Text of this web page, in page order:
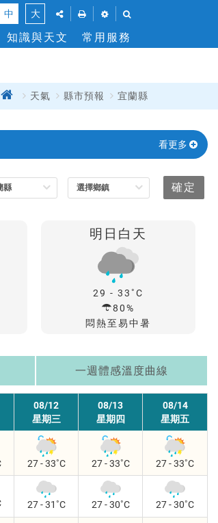
中 大
將
展
群
分
介
能
將
彈
印
功
窗，
列
印
面
將
展
度」
力」
定
展
尋」
功
列
風
力
切
知識與天文 常用服務
閉
首
頁
天氣 縣市預報 宜蘭縣
看更多
確定
明日白天
29 - 33
80%
悶熱至易中暑
一週體感溫度曲線
08/12
星期三
08/13
星期四
08/14
星期五
27 - 33 27 - 33 27 - 33
27 - 31 27 - 30 27 - 30